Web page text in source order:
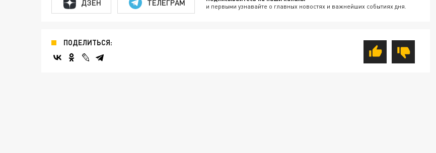
ДЗЕН ТЕЛЕГРАМ и первыми узнавайте о главных новостях и важнейших событиях дня.
ПОДЕЛИТЬСЯ: